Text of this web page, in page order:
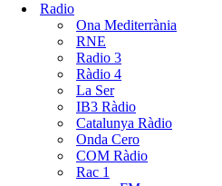
Radio
Ona Mediterrània
RNE
Radio 3
Ràdio 4
La Ser
IB3 Ràdio
Catalunya Ràdio
Onda Cero
COM Ràdio
Rac 1